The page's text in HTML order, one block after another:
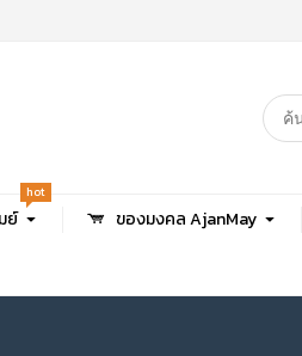
ย์
hot
ของมงคล AjanMay